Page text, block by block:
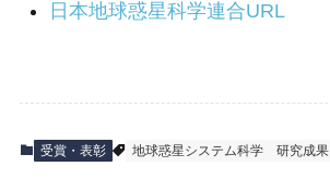
日本地球惑星科学連合URL
受賞・表彰 地球惑星システム科学 研究成果